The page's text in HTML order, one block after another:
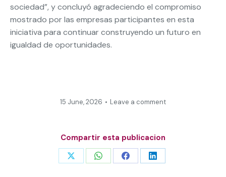
sociedad”, y concluyó agradeciendo el compromiso
mostrado por las empresas participantes en esta
iniciativa para continuar construyendo un futuro en
igualdad de oportunidades.
15 June, 2026 Leave a comment
Compartir esta publicacion
Share Share Share Share